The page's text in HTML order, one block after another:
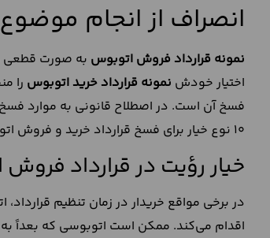
انصراف از انجام
نمونه قرارداد فروش اتوبوس به صورت قطعی و
اختیار خودش نمونه قرارداد خرید اتوبوس را
10 نوع خیار برای فسخ قرارداد خرید و فروش اتوبوس پیش بینی شده است که در ادامه مهم‌ترین آن‌ها را بررسی می‌کنیم:
خیار رؤیت در قرارداد
در برخی مواقع خریدار در زمان تنظیم
اقدام می‌کند. ممکن است اتوبوسی که بعداً